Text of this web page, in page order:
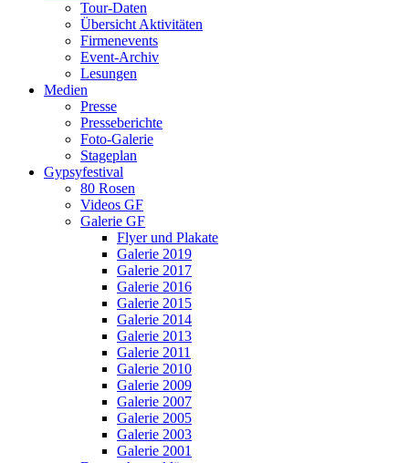
Tour-Daten
Übersicht Aktivitäten
Firmenevents
Event-Archiv
Lesungen
Medien
Presse
Presseberichte
Foto-Galerie
Stageplan
Gypsyfestival
80 Rosen
Videos GF
Galerie GF
Flyer und Plakate
Galerie 2019
Galerie 2017
Galerie 2016
Galerie 2015
Galerie 2014
Galerie 2013
Galerie 2011
Galerie 2010
Galerie 2009
Galerie 2007
Galerie 2005
Galerie 2003
Galerie 2001